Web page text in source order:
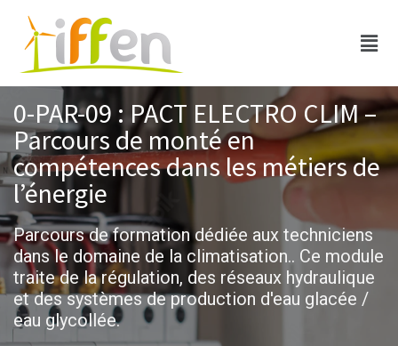
0-PAR-09 : PACT ELECTRO CLIM –
Parcours de monté en
compétences dans les métiers de
l’énergie
Parcours de formation dédiée aux techniciens
dans le domaine de la climatisation.. Ce module
traite de la régulation, des réseaux hydraulique
et des systèmes de production d'eau glacée /
eau glycollée.